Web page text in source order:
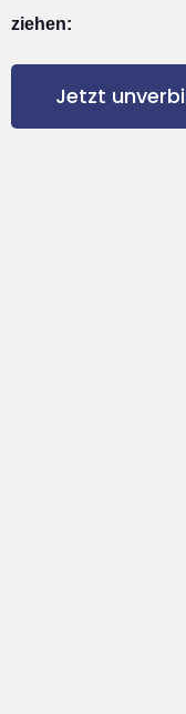
ziehen:
Jetzt